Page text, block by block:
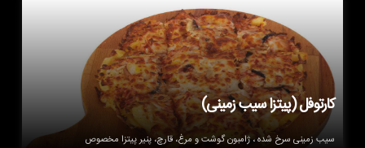
کارتوفل (پیتزا سیب زمینی)
سیب زمینی سرخ شده ، ژامبون گوشت و مرغ، قارچ، پنیر پیتزا مخصوص